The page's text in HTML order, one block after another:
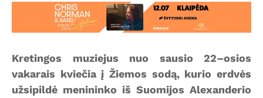
Kretingos muziejus nuo sausio 22–osios
vakarais kviečia į Žiemos sodą, kurio erdvės
užsipildė menininko iš Suomijos Alexanderio